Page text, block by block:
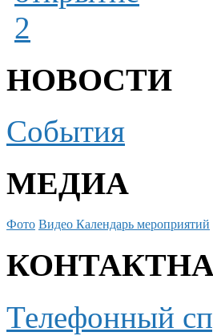
НОВОСТИ
События
МЕДИА
Фото Видео Календарь мероприятий
Телефонный